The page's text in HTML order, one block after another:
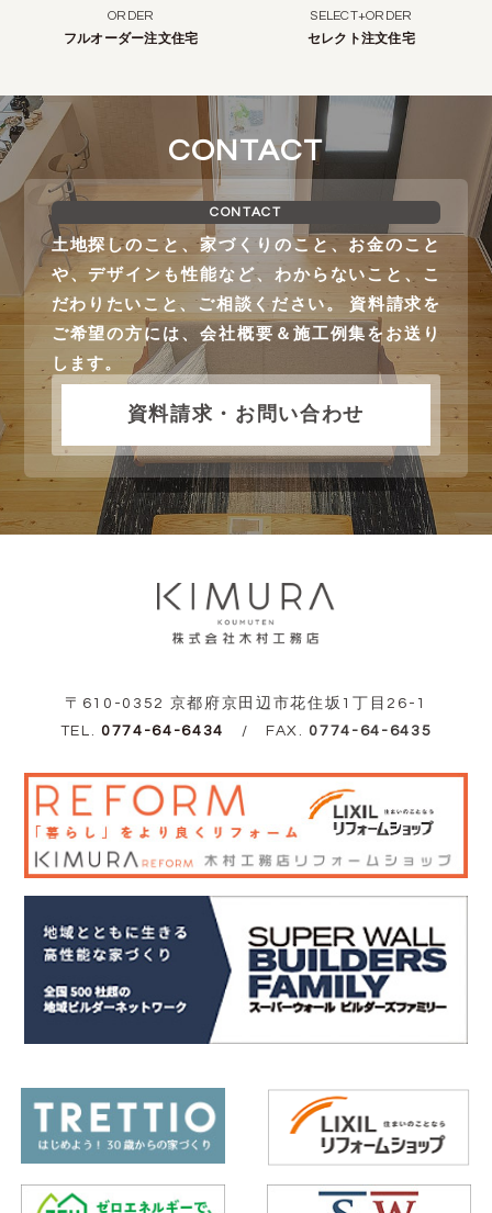
ORDER
フルオーダー注文住宅
SELECT+ORDER
セレクト注文住宅
CONTACT
CONTACT
土地探しのこと、家づくりのこと、お金のこと
や、デザインも性能など、わからないこと、こ
だわりたいこと、ご相談ください。 資料請求を
ご希望の方には、会社概要＆施工例集をお送り
します。
資料請求・お問い合わせ
〒610-0352 京都府京田辺市花住坂1丁目26-1
TEL. 0774-64-6434 / FAX. 0774-64-6435